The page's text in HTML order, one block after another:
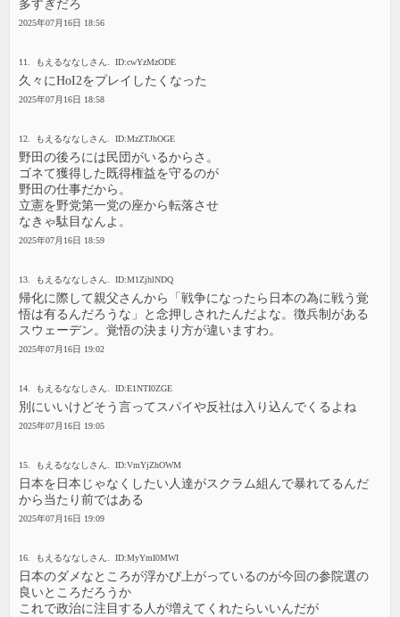
多すぎだろ
2025年07月16日 18:56
11. もえるななしさん. ID:cwYzMzODE
久々にHoI2をプレイしたくなった
2025年07月16日 18:58
12. もえるななしさん. ID:MzZTJhOGE
野田の後ろには民団がいるからさ。
ゴネて獲得した既得権益を守るのが
野田の仕事だから。
立憲を野党第一党の座から転落させ
なきゃ駄目なんよ。
2025年07月16日 18:59
13. もえるななしさん. ID:M1ZjhlNDQ
帰化に際して親父さんから「戦争になったら日本の為に戦う覚
悟は有るんだろうな」と念押しされたんだよな。徴兵制がある
スウェーデン。覚悟の決まり方が違いますわ。
2025年07月16日 19:02
14. もえるななしさん. ID:E1NTI0ZGE
別にいいけどそう言ってスパイや反社は入り込んでくるよね
2025年07月16日 19:05
15. もえるななしさん. ID:VmYjZhOWM
日本を日本じゃなくしたい人達がスクラム組んで暴れてるんだ
から当たり前ではある
2025年07月16日 19:09
16. もえるななしさん. ID:MyYmI0MWI
日本のダメなところが浮かび上がっているのが今回の参院選の
良いところだろうか
これで政治に注目する人が増えてくれたらいいんだが